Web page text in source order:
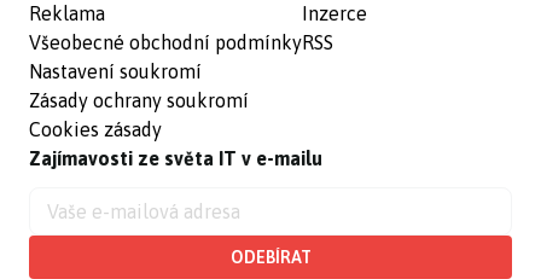
Reklama
Všeobecné obchodní podmínky
Nastavení soukromí
Zásady ochrany soukromí
Cookies zásady
Inzerce
RSS
Zajímavosti ze světa IT v e-mailu
ODEBÍRAT